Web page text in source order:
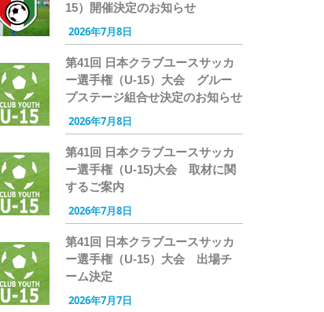
15）開催決定のお知らせ
2026年7月8日
第41回 日本クラブユースサッカ
ー選手権（U-15）大会 グルー
プステージ組合せ決定のお知らせ
2026年7月8日
第41回 日本クラブユースサッカ
ー選手権（U-15)大会 取材に関
するご案内
2026年7月8日
第41回 日本クラブユースサッカ
ー選手権（U-15）大会 出場チ
ーム決定
2026年7月7日